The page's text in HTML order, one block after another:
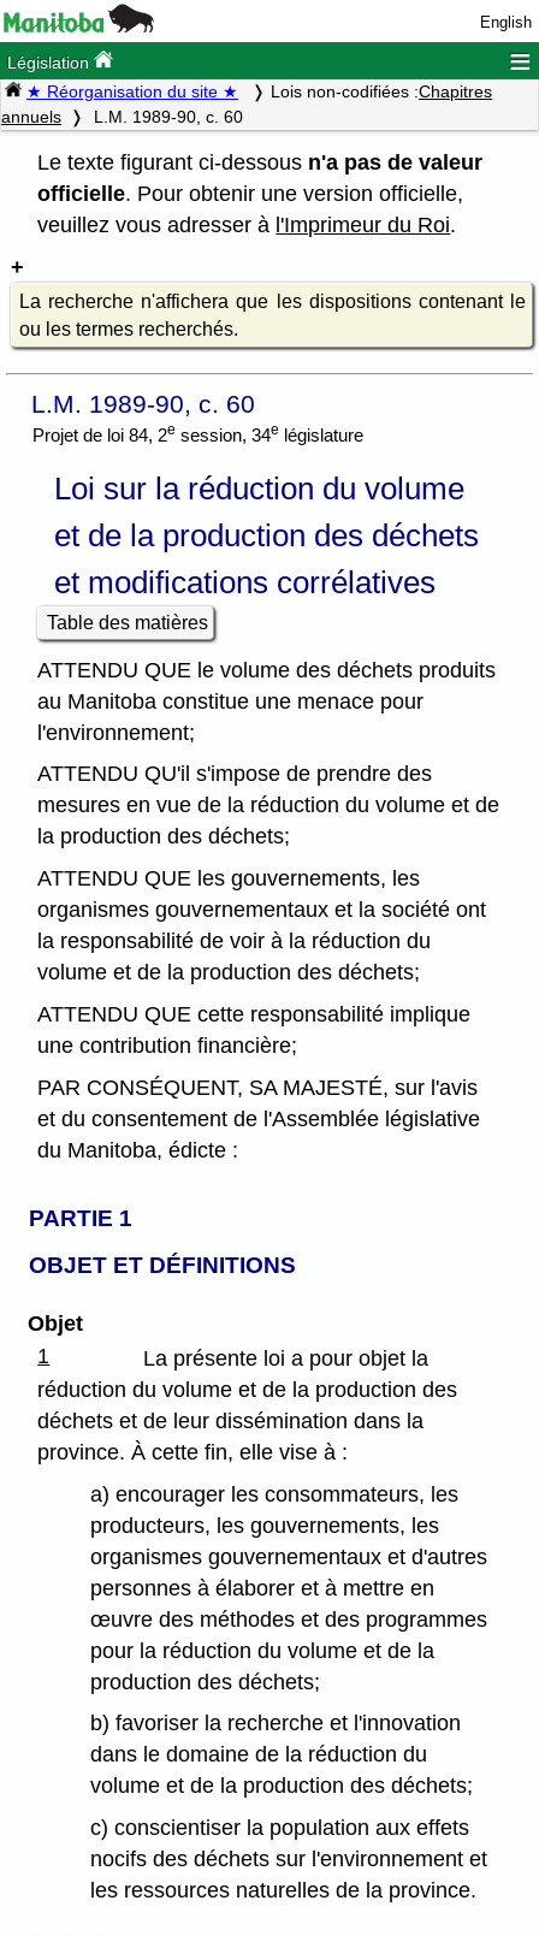
English
Législation ≡
★ Réorganisation du site ★ Lois non-codifiées :Chapitres
annuels
L.M. 1989-90, c. 60
Le texte figurant ci-dessous n'a pas de valeur
officielle. Pour obtenir une version officielle,
veuillez vous adresser à l'Imprimeur du Roi.
La recherche n'affichera que les dispositions contenant le
ou les termes recherchés.
L.M. 1989-90, c. 60
Projet de loi 84, 2e session, 34e législature
Loi sur la réduction du volume
et de la production des déchets
et modifications corrélatives
Table des matières
ATTENDU QUE le volume des déchets produits
au Manitoba constitue une menace pour
l'environnement;
ATTENDU QU'il s'impose de prendre des
mesures en vue de la réduction du volume et de
la production des déchets;
ATTENDU QUE les gouvernements, les
organismes gouvernementaux et la société ont
la responsabilité de voir à la réduction du
volume et de la production des déchets;
ATTENDU QUE cette responsabilité implique
une contribution financière;
PAR CONSÉQUENT, SA MAJESTÉ, sur l'avis
et du consentement de l'Assemblée législative
du Manitoba, édicte :
PARTIE 1
OBJET ET DÉFINITIONS
Objet
1
La présente loi a pour objet la
réduction du volume et de la production des
déchets et de leur dissémination dans la
province. À cette fin, elle vise à :
a) encourager les consommateurs, les
producteurs, les gouvernements, les
organismes gouvernementaux et d'autres
personnes à élaborer et à mettre en
œuvre des méthodes et des programmes
pour la réduction du volume et de la
production des déchets;
b) favoriser la recherche et l'innovation
dans le domaine de la réduction du
volume et de la production des déchets;
c) conscientiser la population aux effets
nocifs des déchets sur l'environnement et
les ressources naturelles de la province.